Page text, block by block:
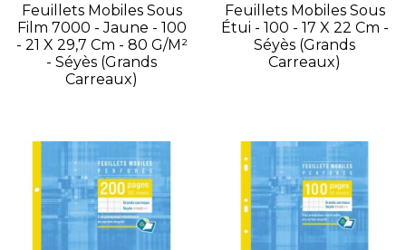
Feuillets Mobiles Sous
Film 7000 - Jaune - 100
- 21 X 29,7 Cm - 80 G/m²
- Séyès (grands
Carreaux)
Feuillets Mobiles Sous
Étui - 100 - 17 X 22 Cm -
Séyès (grands
Carreaux)